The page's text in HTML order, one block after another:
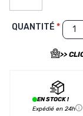
QUANTITÉ
>>
EN STOCK !
Expédié en 24h